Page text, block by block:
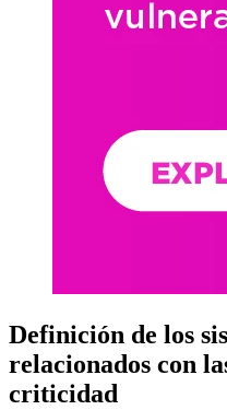
Definición de los
relacionados con
criticidad